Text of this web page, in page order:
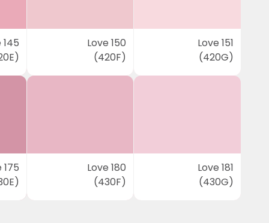
145
Love 150
(420F)
Love 151
(420G)
175
Love 180
(430F)
Love 181
(430G)